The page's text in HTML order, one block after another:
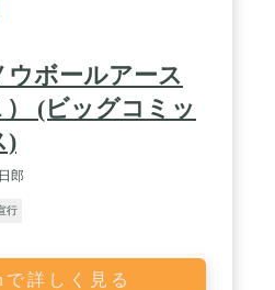
ウボールアース
） (ビッグコミッ
)
郎
行
詳しく見る